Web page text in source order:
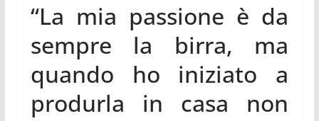
“La mia passione è da
sempre la birra, ma
quando ho iniziato a
produrla in casa non